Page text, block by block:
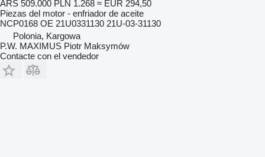
ARS 509.000 PLN 1.268 ≈ EUR 294,50
Piezas del motor - enfriador de aceite
NCP0168 OE 21U0331130 21U-03-31130
Polonia, Kargowa
P.W. MAXIMUS Piotr Maksymów
Contacte con el vendedor